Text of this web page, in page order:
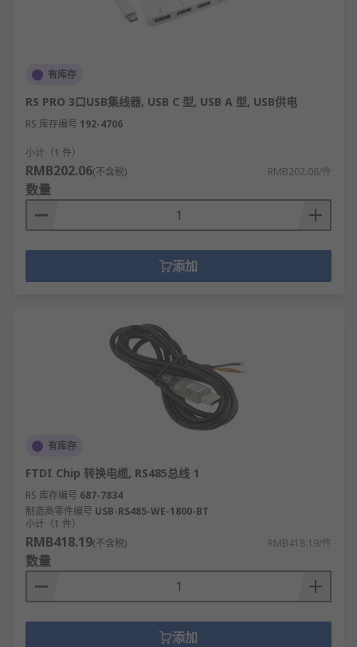
有库存
RS PRO 3口USB集线器, USB C 型, USB A 型, USB供电
RS 库存编号 192-4706
小计（1 件）
RMB202.06(不含税) RMB202.06/件
数量
添加
有库存
FTDI Chip 转换电缆, RS485总线 1
RS 库存编号 687-7834
制造商零件编号 USB-RS485-WE-1800-BT
小计（1 件）
RMB418.19(不含税) RMB418.19/件
数量
添加